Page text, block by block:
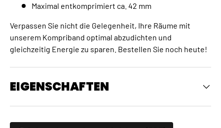
Maximal entkomprimiert ca. 42 mm
Verpassen Sie nicht die Gelegenheit, Ihre Räume mit
unserem Kompriband optimal abzudichten und
gleichzeitig Energie zu sparen. Bestellen Sie noch heute!
EIGENSCHAFTEN